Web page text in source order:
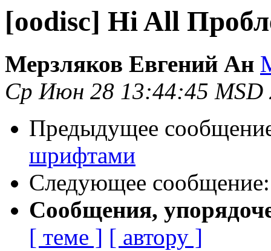
[oodisc] Hi All
Мерзляков Евгений Ан
Ср Июн 28 13:44:45 MSD
Предыдущее
шрифтами
Следующее
Сообщения,
[ теме ] [ автору ]